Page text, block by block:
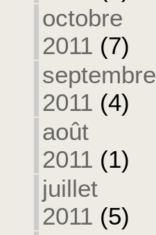
octobre
2011 (7)
septembre
2011 (4)
août
2011 (1)
juillet
2011 (5)